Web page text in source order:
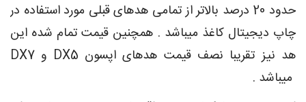
حدود 20 درصد بالاتر از تمامی هدهای قبلی مورد استفاده در
چاپ دیجیتال کاغذ میباشد . همچنین قیمت تمام شده این
هد نیز تقریبا نصف قیمت هدهای اپسون DX5 و DX7
میباشد .